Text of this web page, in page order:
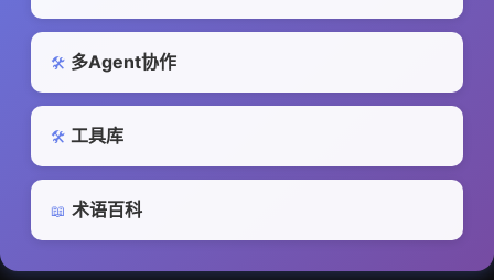
🛠️ 多Agent协作
🛠️ 工具库
📖 术语百科